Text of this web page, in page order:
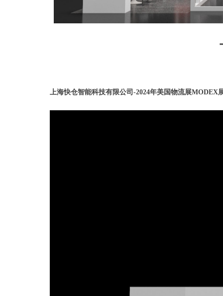
上海快仓智能科技有限公司-2024年美国物流展MODEX